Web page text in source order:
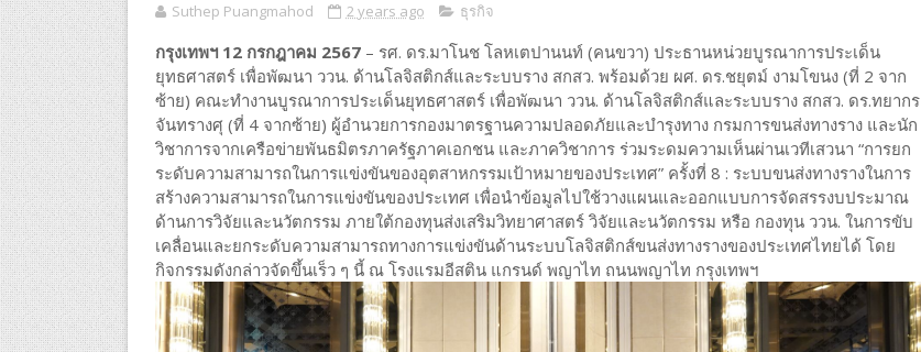
Suthep Puangmahod 2 years ago ธุรกิจ
กรุงเทพฯ 12 กรกฎาคม 2567 – รศ. ดร.มาโนช โลหเตปานนท์ (คนขวา) ประธานหน่วยบูรณาการประเด็น
ยุทธศาสตร์ เพื่อพัฒนา ววน. ด้านโลจิสติกส์และระบบราง สกสว. พร้อมด้วย ผศ. ดร.ชยุตม์ งามโขนง (ที่ 2 จาก
ซ้าย) คณะทำงานบูรณาการประเด็นยุทธศาสตร์ เพื่อพัฒนา ววน. ด้านโลจิสติกส์และระบบราง สกสว. ดร.ทยากร
จันทรางศุ (ที่ 4 จากซ้าย) ผู้อำนวยการกองมาตรฐานความปลอดภัยและบำรุงทาง กรมการขนส่งทางราง และนัก
วิชาการจากเครือข่ายพันธมิตรภาครัฐภาคเอกชน และภาควิชาการ ร่วมระดมความเห็นผ่านเวทีเสวนา “การยก
ระดับความสามารถในการแข่งขันของอุตสาหกรรมเป้าหมายของประเทศ” ครั้งที่ 8 : ระบบขนส่งทางรางในการ
สร้างความสามารถในการแข่งขันของประเทศ เพื่อนำข้อมูลไปใช้วางแผนและออกแบบการจัดสรรงบประมาณ
ด้านการวิจัยและนวัตกรรม ภายใต้กองทุนส่งเสริมวิทยาศาสตร์ วิจัยและนวัตกรรม หรือ กองทุน ววน. ในการขับ
เคลื่อนและยกระดับความสามารถทางการแข่งขันด้านระบบโลจิสติกส์ขนส่งทางรางของประเทศไทยได้ โดย
กิจกรรมดังกล่าวจัดขึ้นเร็ว ๆ นี้ ณ โรงแรมอีสติน แกรนด์ พญาไท ถนนพญาไท กรุงเทพฯ